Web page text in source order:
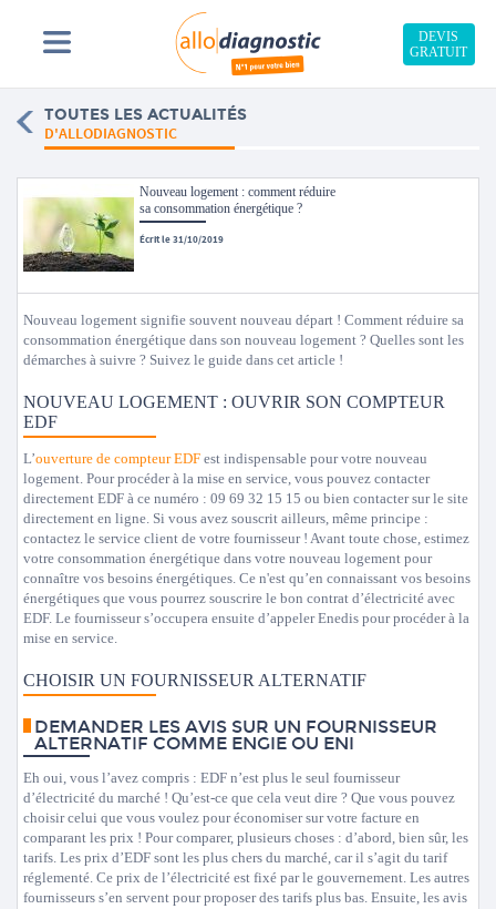
DEVIS
GRATUIT
TOUTES LES ACTUALITÉS
D'ALLODIAGNOSTIC
Nouveau logement : comment réduire
sa consommation énergétique ?
Écrit le 31/10/2019
Nouveau logement signifie souvent nouveau départ ! Comment réduire sa
consommation énergétique dans son nouveau logement ? Quelles sont les
démarches à suivre ? Suivez le guide dans cet article !
NOUVEAU LOGEMENT : OUVRIR SON COMPTEUR
EDF
L’ouverture de compteur EDF est indispensable pour votre nouveau
logement. Pour procéder à la mise en service, vous pouvez contacter
directement EDF à ce numéro : 09 69 32 15 15 ou bien contacter sur le site
directement en ligne. Si vous avez souscrit ailleurs, même principe :
contactez le service client de votre fournisseur ! Avant toute chose, estimez
votre consommation énergétique dans votre nouveau logement pour
connaître vos besoins énergétiques. Ce n'est qu’en connaissant vos besoins
énergétiques que vous pourrez souscrire le bon contrat d’électricité avec
EDF. Le fournisseur s’occupera ensuite d’appeler Enedis pour procéder à la
mise en service.
CHOISIR UN FOURNISSEUR ALTERNATIF
DEMANDER LES AVIS SUR UN FOURNISSEUR
ALTERNATIF COMME ENGIE OU ENI
Eh oui, vous l’avez compris : EDF n’est plus le seul fournisseur
d’électricité du marché ! Qu’est-ce que cela veut dire ? Que vous pouvez
choisir celui que vous voulez pour économiser sur votre facture en
comparant les prix ! Pour comparer, plusieurs choses : d’abord, bien sûr, les
tarifs. Les prix d’EDF sont les plus chers du marché, car il s’agit du tarif
réglementé. Ce prix de l’électricité est fixé par le gouvernement. Les autres
fournisseurs s’en servent pour proposer des tarifs plus bas. Ensuite, les avis